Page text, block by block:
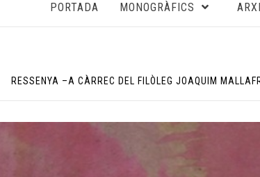
PORTADA MONOGRÀFICS
RESSENYA –A CÀRREC DEL FILÒLEG JOAQUIM